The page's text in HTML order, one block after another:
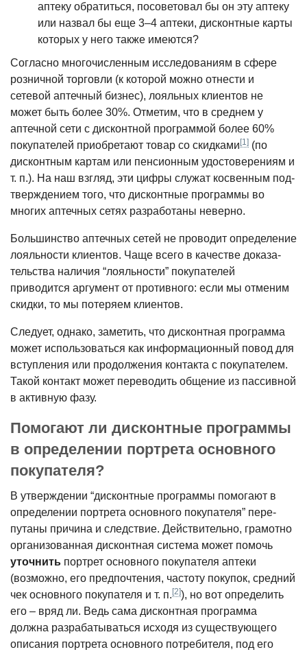
аптеку обратить­ся, посоветовал бы он эту аптеку
или назвал бы еще 3–4 аптеки, дис­контные карты
которых у него так­же имеются?
Согласно многочисленным исследо­ваниям в сфере
розничной торговли (к которой можно отнести и
сетевой аптечный бизнес), лояльных клиентов не
может быть более 30%. Отметим, что в среднем у
аптечной сети с дисконтной программой более 60%
покупателей приобретают товар со скидками [1] (по
дисконтным картам или пенсионным удостоверениям и
т. п.). На наш взгляд, эти цифры служат косвенным под­
тверждением того, что дисконтные программы во
многих аптечных сетях разработаны неверно.
Большинство аптечных сетей не проводит определение
лояльности клиентов. Чаще всего в качестве доказа­
тельства наличия “лояльности” покупа­телей
приводится аргумент от против­ного: если мы отменим
скидки, то мы потеряем клиентов.
Следует, однако, заметить, что дис­контная программа
может использо­ваться как информационный повод для
вступления или продолжения контакта с покупателем.
Такой контакт может переводить общение из пассивной
в активную фазу.
Помогают ли дисконтные программы
в определении портрета основного
покупателя?
В утверждении “дисконтные про­граммы помогают в
определении портрета основного покупателя” пере­
путаны причина и следствие. Действи­тельно, грамотно
организованная дисконтная система может помочь
уточнить портрет основного покупа­теля аптеки
(возможно, его предпо­чтения, частоту покупок, средний
чек основного покупателя и т. п. [2]), но вот определить
его – вряд ли. Ведь сама дисконтная программа
должна раз­рабатываться исходя из существующе­го
описания портрета основного по­требителя, под его